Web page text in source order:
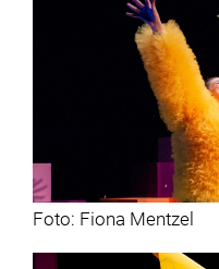
Foto: Fiona Mentzel